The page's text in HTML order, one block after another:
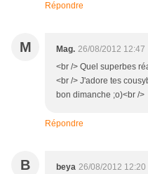
Répondre
M Mag. 26/08/2012 12:47
<br /> Quel superbes
<br /> J'adore tes
bon dimanche ;o)<br />
Répondre
B beya 26/08/2012 12:20